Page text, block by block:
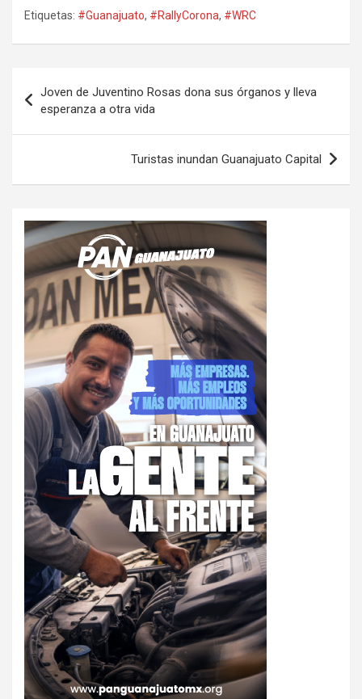
Etiquetas: #Guanajuato, #RallyCorona, #WRC
de
entradas
Joven de Juventino Rosas dona sus órganos y lleva
esperanza a otra vida
Turistas inundan Guanajuato Capital